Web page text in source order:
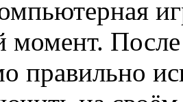
момент.
правильно